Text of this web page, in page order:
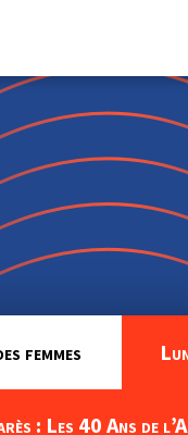
femmes
: Les 40 Ans de